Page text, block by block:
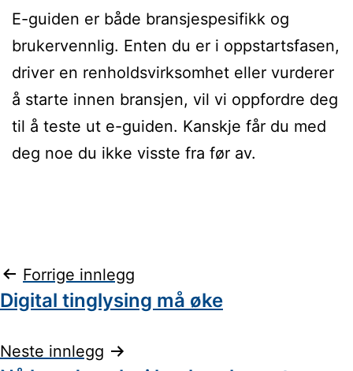
E-guiden er både bransjespesifikk og
brukervennlig. Enten du er i oppstartsfasen,
driver en renholdsvirksomhet eller vurderer
å starte innen bransjen, vil vi oppfordre deg
til å teste ut e-guiden. Kanskje får du med
deg noe du ikke visste fra før av.
Innleggsnavigasjon
Forrige innlegg
Digital tinglysing må øke
Neste innlegg